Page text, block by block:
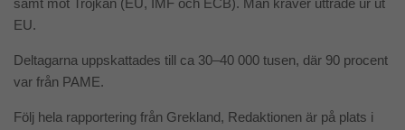
samt mot Trojkan (EU, IMF och ECB). Man kräver utträde ur ut
EU.
Deltagarna uppskattades till ca 30–40 000 tusen, där 90 procent
var från PAME.
Följ hela rapportering från Grekland, Redaktionen är på plats i